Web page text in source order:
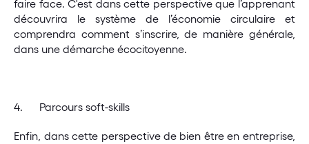
faire face. C'est dans cette perspective que l’apprenant
découvrira le système de l’économie circulaire et
comprendra comment s’inscrire, de manière générale,
dans une démarche écocitoyenne.
4.      Parcours soft-skills
Enfin, dans cette perspective de bien être en entreprise,